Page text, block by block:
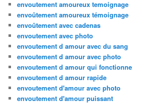
envoutement amoureux temoignage
envoûtement amoureux témoignage
envoûtement avec cadenas
envoutement avec photo
envoutement d amour avec du sang
envoutement d amour avec photo
envoutement d amour qui fonctionne
envoutement d amour rapide
envoutement d'amour avec photo
envoutement d'amour puissant